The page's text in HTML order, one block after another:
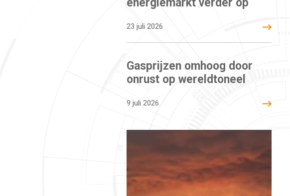
23 juli 2026
Gasprijzen omhoog door
onrust op wereldtoneel
9 juli 2026